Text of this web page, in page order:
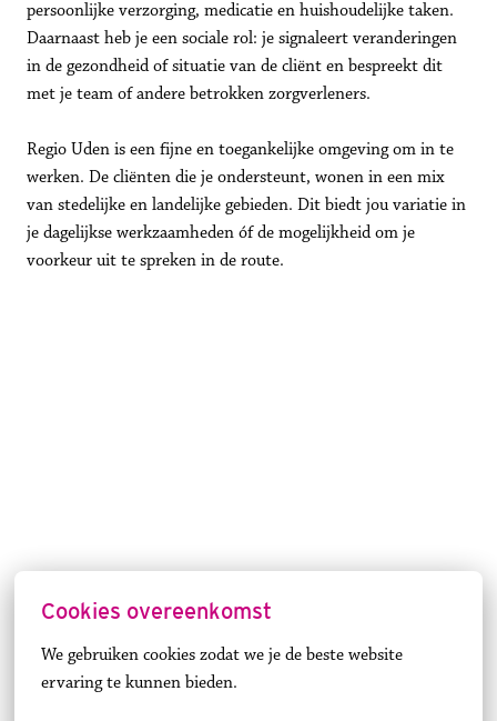
Cookies overeenkomst
We gebruiken cookies zodat we je de beste website
ervaring te kunnen bieden.
persoonlijke verzorging, medicatie en huishoudelijke taken.
Daarnaast heb je een sociale rol: je signaleert veranderingen
in de gezondheid of situatie van de cliënt en bespreekt dit
met je team of andere betrokken zorgverleners.
Regio Uden is een fijne en toegankelijke omgeving om in te
werken. De cliënten die je ondersteunt, wonen in een mix
van stedelijke en landelijke gebieden. Dit biedt jou variatie in
je dagelijkse werkzaamheden óf de mogelijkheid om je
voorkeur uit te spreken in de route.